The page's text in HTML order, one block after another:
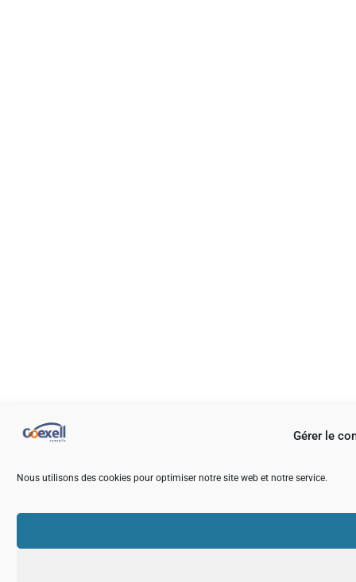
Gérer le
Nous utilisons des cookies pour optimiser notre site web et notre service.